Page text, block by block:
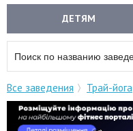
ДЕТЯМ
Все заведения Трай-йога